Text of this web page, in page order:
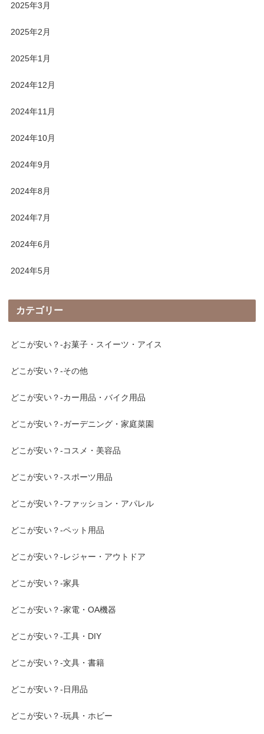
2025年3月
2025年2月
2025年1月
2024年12月
2024年11月
2024年10月
2024年9月
2024年8月
2024年7月
2024年6月
2024年5月
カテゴリー
どこが安い？-お菓子・スイーツ・アイス
どこが安い？-その他
どこが安い？-カー用品・バイク用品
どこが安い？-ガーデニング・家庭菜園
どこが安い？-コスメ・美容品
どこが安い？-スポーツ用品
どこが安い？-ファッション・アパレル
どこが安い？-ペット用品
どこが安い？-レジャー・アウトドア
どこが安い？-家具
どこが安い？-家電・OA機器
どこが安い？-工具・DIY
どこが安い？-文具・書籍
どこが安い？-日用品
どこが安い？-玩具・ホビー